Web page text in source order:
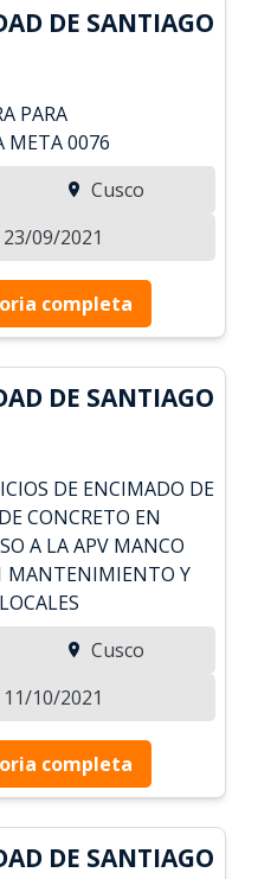
DE SANTIAGO
PARA
META 0076
Cusco
09/2021
completa
DE SANTIAGO
DE ENCIMADO DE
CONCRETO EN
A LA APV MANCO
MANTENIMIENTO Y
Cusco
10/2021
completa
DE SANTIAGO